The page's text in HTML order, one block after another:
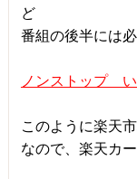
ど
番組の後半には
ノンストップ
このように楽天
なので、楽天カ